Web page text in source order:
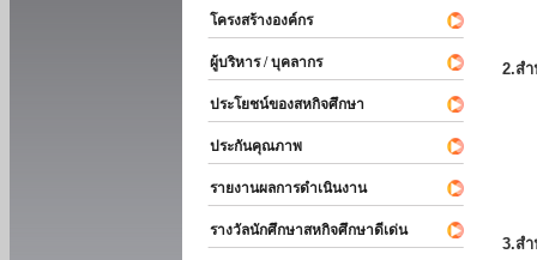
โครงสร้างองค์กร
ผู้บริหาร / บุคลากร
ประโยชน์ของสหกิจศึกษา
ประกันคุณภาพ
รายงานผลการดำเนินงาน
รางวัลนักศึกษาสหกิจศึกษาดีเด่น
2.ส
3.ส